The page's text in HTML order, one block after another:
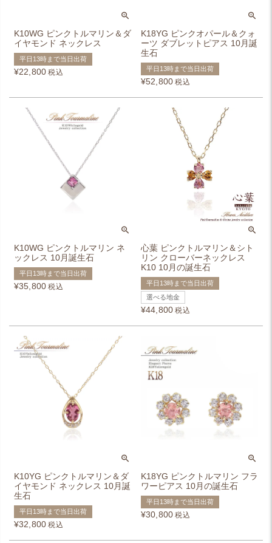
K10WG ピンクトルマリン＆ダ
イヤモンド ネックレス
平日13時まで当日出荷
¥22,800 税込
K18YG ピンクオパール＆クォ
ーツ ダブレットピアス 10月誕
生石
平日13時まで当日出荷
¥52,800 税込
K10WG ピンクトルマリン ネ
ックレス 10月誕生石
平日13時まで当日出荷
¥35,800 税込
心葉 ピンクトルマリン＆シト
リン クローバーネックレス
K10 10月の誕生石
平日13時まで当日出荷
選べる地金
¥44,800 税込
K10YG ピンクトルマリン＆ダ
イヤモンド ネックレス 10月誕
生石
平日13時まで当日出荷
¥32,800 税込
K18YG ピンクトルマリン フラ
ワーピアス 10月の誕生石
平日13時まで当日出荷
¥30,800 税込